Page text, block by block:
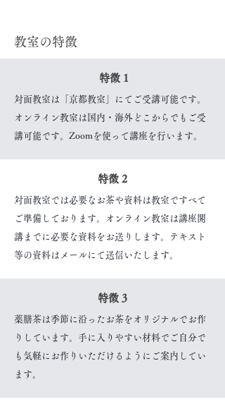
教室の特徴
特徴 1
対面教室は「京都教室」にてご受講可能です。
オンライン教室は国内・海外どこからでもご受
講可能です。Zoomを使って講座を行います。
特徴 2
対面教室では必要なお茶や資料は教室ですべて
ご準備しております。オンライン教室は講座開
講までに必要な資料をお送りします。テキスト
等の資料はメールにて送信いたします。
特徴 3
薬膳茶は季節に沿ったお茶をオリジナルでお作
りしています。手に入りやすい材料でご自分で
も気軽にお作りいただけるようにご案内してい
ます。